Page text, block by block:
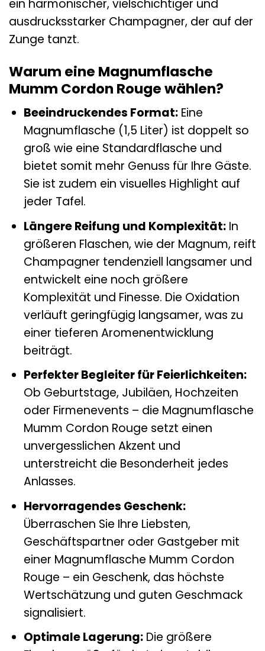
ein harmonischer, vielschichtiger und
ausdrucksstarker Champagner, der auf der
Zunge tanzt.
Warum eine Magnumflasche
Mumm Cordon Rouge wählen?
Beeindruckendes Format:Eine
Magnumflasche (1,5 Liter) ist doppelt so
groß wie eine Standardflasche und
bietet somit mehr Genuss für Ihre Gäste.
Sie ist zudem ein visuelles Highlight auf
jeder Tafel.
Längere Reifung und Komplexität:In
größeren Flaschen, wie der Magnum, reift
Champagner tendenziell langsamer und
entwickelt eine noch größere
Komplexität und Finesse. Die Oxidation
verläuft geringfügig langsamer, was zu
einer tieferen Aromenentwicklung
beiträgt.
Perfekter Begleiter für Feierlichkeiten:
Ob Geburtstage, Jubiläen, Hochzeiten
oder Firmenevents – die Magnumflasche
Mumm Cordon Rouge setzt einen
unvergesslichen Akzent und
unterstreicht die Besonderheit jedes
Anlasses.
Hervorragendes Geschenk:
Überraschen Sie Ihre Liebsten,
Geschäftspartner oder Gastgeber mit
einer Magnumflasche Mumm Cordon
Rouge – ein Geschenk, das höchste
Wertschätzung und guten Geschmack
signalisiert.
Optimale Lagerung:Die größere